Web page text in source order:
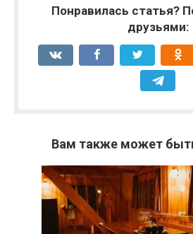
Понравилась статья?
друзьями:
Вам также может